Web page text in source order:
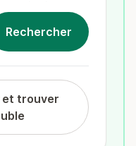
et trouver